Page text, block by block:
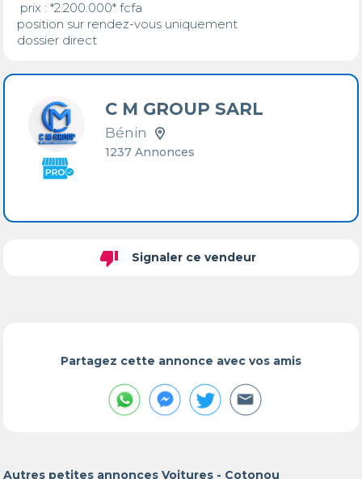
position sur rendez-vous uniquement
dossier direct
C M GROUP SARL
Bénin
1237 Annonces
thumb_down Signaler ce vendeur
Partagez cette annonce avec vos amis
Autres petites annonces Voitures - Cotonou